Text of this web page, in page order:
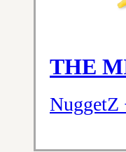
THE
NuggetZ